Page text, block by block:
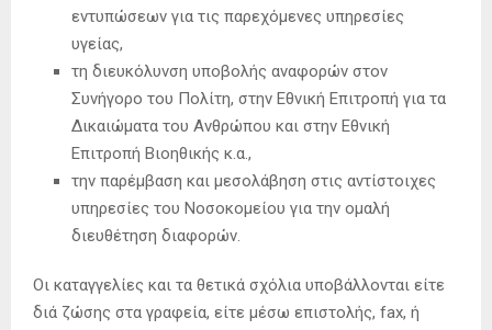
εντυπώσεων για τις παρεχόμενες υπηρεσίες
υγείας,
τη διευκόλυνση υποβολής αναφορών στον
Συνήγορο του Πολίτη, στην Εθνική Επιτροπή για τα
Δικαιώματα του Ανθρώπου και στην Εθνική
Επιτροπή Βιοηθικής κ.α.,
την παρέμβαση και μεσολάβηση στις αντίστοιχες
υπηρεσίες του Νοσοκομείου για την ομαλή
διευθέτηση διαφορών.
Οι καταγγελίες και τα θετικά σχόλια υποβάλλονται είτε
διά ζώσης στα γραφεία, είτε μέσω επιστολής, fax, ή